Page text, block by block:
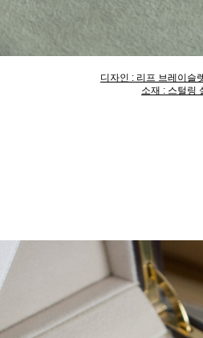
디자인 : 리프 브레이슬
소재 : 스털링